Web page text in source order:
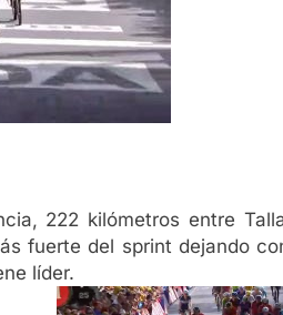
222 kilómetros entre
fuerte del sprint dejando
líder.